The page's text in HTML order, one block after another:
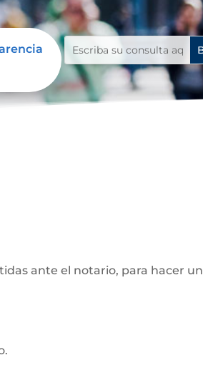
ante el notario, para hacer un